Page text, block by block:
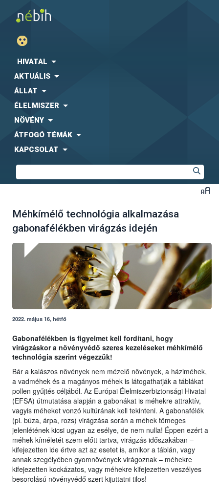
HIVATAL
AKTUÁLIS
ÁLLAT
ÉLELMISZER
NÖVÉNY
ÁTFOGÓ TÉMÁK
KAPCSOLAT
Méhkímélő technológia alkalmazása
gabonafélékben virágzás idején
2022. május 16, hétfő
Gabonafélékben is figyelmet kell fordítani, hogy
virágzáskor a növényvédő szeres kezeléseket méhkímélő
technológia szerint végezzük!
Bár a kalászos növények nem mézelő növények, a háziméhek,
a vadméhek és a magányos méhek is látogathatják a táblákat
pollen gyűjtés céljából. Az Európai Élelmiszerbiztonsági Hivatal
(EFSA) útmutatása alapján a gabonákat is méhekre attraktív,
vagyis méheket vonzó kultúrának kell tekinteni. A gabonafélék
(pl. búza, árpa, rozs) virágzása során a méhek tömeges
jelenlétének kicsi ugyan az esélye, de nem nulla! Éppen ezért a
méhek kíméletét szem előtt tartva, virágzás időszakában –
kifejezetten ide értve azt az esetet is, amikor a táblán, vagy
annak szegélyében gyomnövények virágoznak – méhekre
kifejezetten kockázatos, vagy méhekre kifejezetten veszélyes
besorolású növényvédő szert kijuttatni tilos!